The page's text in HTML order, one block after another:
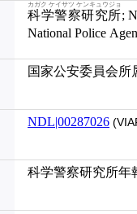
科学警察研究所
カガク ケイサツ ケンキュウジョ
; National Research Institute of Police Science,
National Police
国家公安委員会所
NDL|00287026
科学警察研究所年